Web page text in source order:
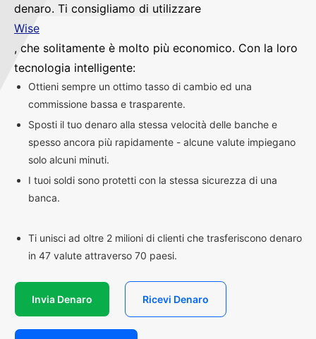
denaro. Ti consigliamo di utilizzare
Wise
, che solitamente è molto più economico. Con la loro
tecnologia intelligente:
Ottieni sempre un ottimo tasso di cambio ed una
commissione bassa e trasparente.
Sposti il tuo denaro alla stessa velocità delle banche e
spesso ancora più rapidamente - alcune valute impiegano
solo alcuni minuti.
I tuoi soldi sono protetti con la stessa sicurezza di una
banca.
Ti unisci ad oltre 2 milioni di clienti che trasferiscono denaro
in 47 valute attraverso 70 paesi.
Invia Denaro Ricevi Denaro